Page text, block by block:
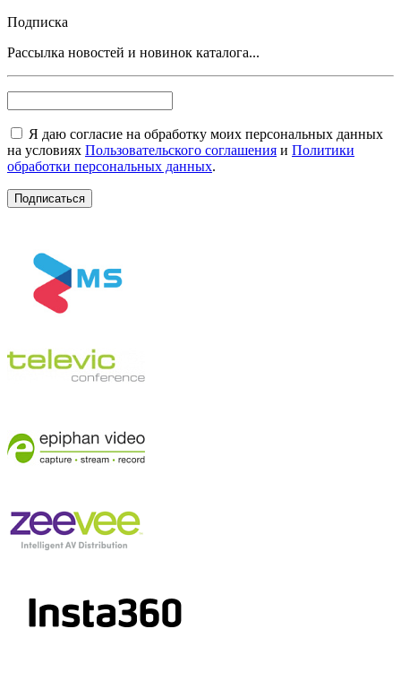
Подписка
Рассылка новостей и новинок каталога...
Я даю согласие на обработку моих персональных данных
на условиях Пользовательского соглашения и Политики
обработки персональных данных.